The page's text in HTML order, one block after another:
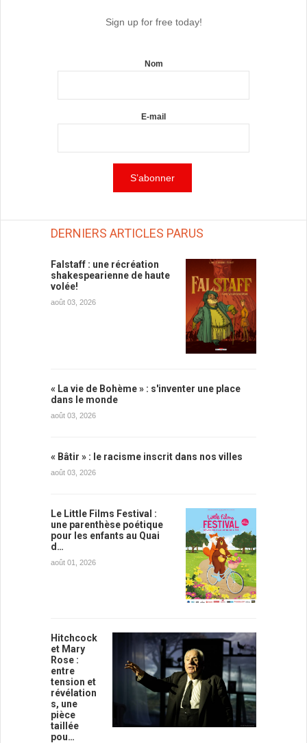
Sign up for free today!
Nom
E-mail
DERNIERS ARTICLES PARUS
Falstaff : une récréation
shakespearienne de haute
volée!
août 03, 2026
« La vie de Bohème » : s'inventer une place
dans le monde
août 03, 2026
« Bâtir » : le racisme inscrit dans nos villes
août 03, 2026
Le Little Films Festival :
une parenthèse poétique
pour les enfants au Quai
d…
août 01, 2026
Hitchcock
et Mary
Rose :
entre
tension et
révélation
s, une
pièce
taillée
pou…